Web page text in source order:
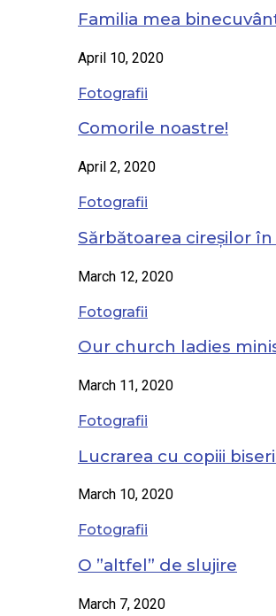
Familia mea
April 10, 2020
Fotografii
Comorile noastre!
April 2, 2020
Fotografii
Sărbătoarea cireșilor în
March 12, 2020
Fotografii
Our church ladies
March 11, 2020
Fotografii
Lucrarea cu copiii
March 10, 2020
Fotografii
O ”altfel” de slujire
March 7, 2020